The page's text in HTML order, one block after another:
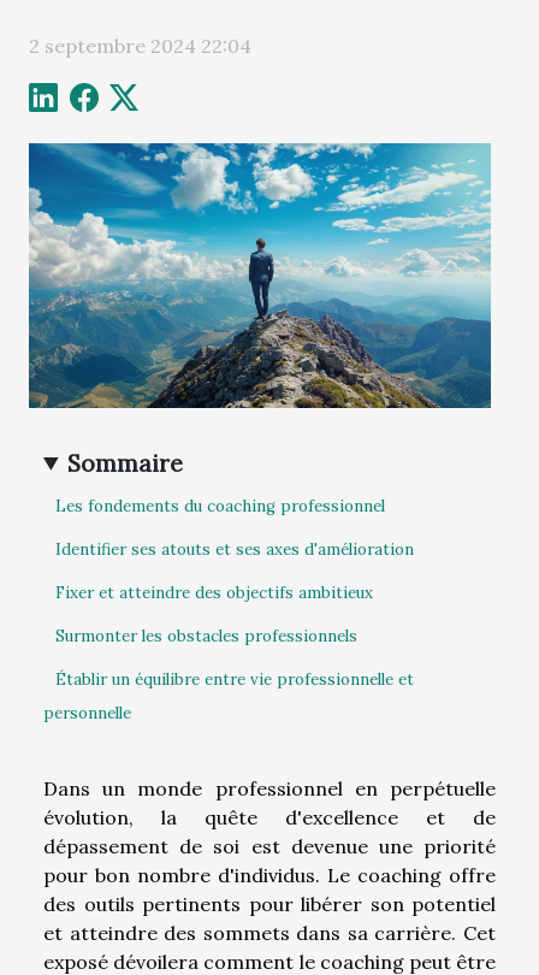
2 septembre 2024 22:04
Sommaire
Les fondements du coaching professionnel
Identifier ses atouts et ses axes d'amélioration
Fixer et atteindre des objectifs ambitieux
Surmonter les obstacles professionnels
Établir un équilibre entre vie professionnelle et
personnelle
Dans un monde professionnel en perpétuelle
évolution, la quête d'excellence et de
dépassement de soi est devenue une priorité
pour bon nombre d'individus. Le coaching offre
des outils pertinents pour libérer son potentiel
et atteindre des sommets dans sa carrière. Cet
exposé dévoilera comment le coaching peut être